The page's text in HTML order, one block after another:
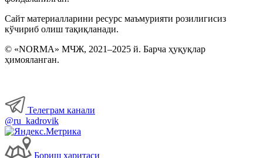
Ишга қабул қилиш
Сайт материалларини ресурс маъмурияти розилигисиз
кўчириб олиш тақиқланади.
© «NORMA» МЧЖ, 2021–2025 й. Барча ҳуқуқлар
ҳимояланган.
Телеграм канали
@ru_kadrovik
Бориш харитаси